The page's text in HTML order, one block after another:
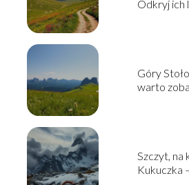
Odkryj ich
Góry
warto
Szczyt, na
Kukuczka